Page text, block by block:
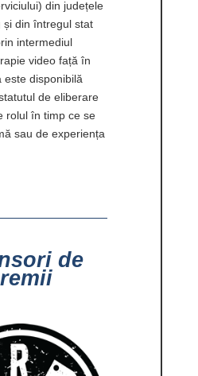
din județele
și din întregul stat
intermediul
video față în
este disponibilă
de eliberare
rolul în timp ce se
sau de experiența
de